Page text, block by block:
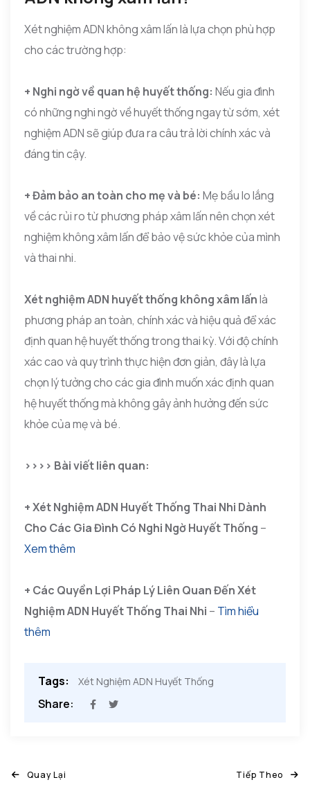
Xét nghiệm ADN không xâm lấn là lựa chọn phù hợp
cho các trường hợp:
+ Nghi ngờ về quan hệ huyết thống: Nếu gia đình
có những nghi ngờ về huyết thống ngay từ sớm, xét
nghiệm ADN sẽ giúp đưa ra câu trả lời chính xác và
đáng tin cậy.
+ Đảm bảo an toàn cho mẹ và bé: Mẹ bầu lo lắng
về các rủi ro từ phương pháp xâm lấn nên chọn xét
nghiệm không xâm lấn để bảo vệ sức khỏe của mình
và thai nhi.
Xét nghiệm ADN huyết thống không xâm lấnlà
phương pháp an toàn, chính xác và hiệu quả để xác
định quan hệ huyết thống trong thai kỳ. Với độ chính
xác cao và quy trình thực hiện đơn giản, đây là lựa
chọn lý tưởng cho các gia đình muốn xác định quan
hệ huyết thống mà không gây ảnh hưởng đến sức
khỏe của mẹ và bé.
>>>> Bài viết liên quan:
+ Xét Nghiệm ADN Huyết Thống Thai Nhi Dành
Cho Các Gia Đình Có Nghi Ngờ Huyết Thống –
Xem thêm
+ Các Quyền Lợi Pháp Lý Liên Quan Đến Xét
Nghiệm ADN Huyết Thống Thai Nhi – Tìm hiểu
thêm
Tags: Xét Nghiệm ADN Huyết Thống
Share:
Quay Lại Tiếp Theo